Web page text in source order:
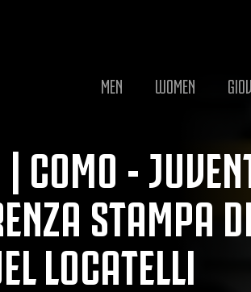
MEN WOMEN
| COMO -
STAMPA
LOCATELLI